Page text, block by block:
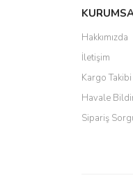
Bu
Hakkımızda
İletişim
Kargo Takibi
Havale
Sipariş